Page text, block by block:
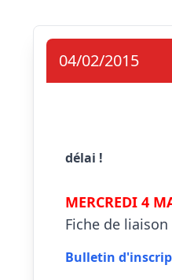
04/02/2015
délai !
MERCREDI 4
Fiche de liaison
Bulletin